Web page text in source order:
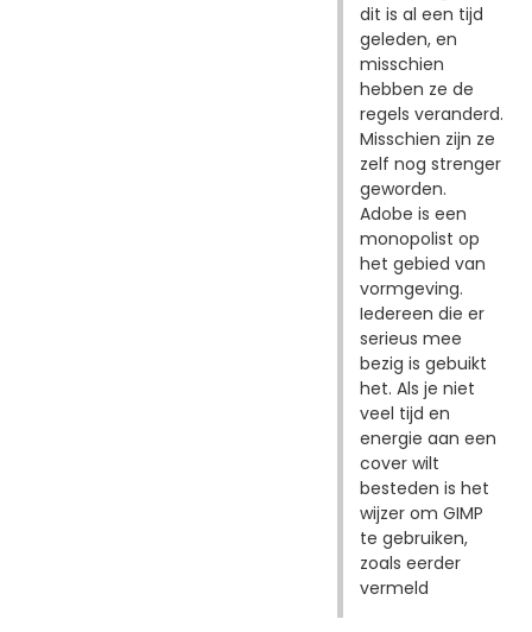
dit is al een tijd
geleden, en
misschien
hebben ze de
regels veranderd.
Misschien zijn ze
zelf nog strenger
geworden.
Adobe is een
monopolist op
het gebied van
vormgeving.
Iedereen die er
serieus mee
bezig is gebuikt
het. Als je niet
veel tijd en
energie aan een
cover wilt
besteden is het
wijzer om GIMP
te gebruiken,
zoals eerder
vermeld